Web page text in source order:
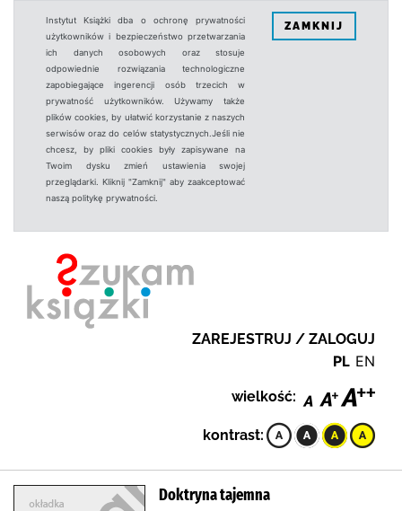
Instytut Książki dba o ochronę prywatności
użytkowników i bezpieczeństwo przetwarzania
ich danych osobowych oraz stosuje
odpowiednie rozwiązania technologiczne
zapobiegające ingerencji osób trzecich w
prywatność użytkowników. Używamy także
plików cookies, by ułatwić korzystanie z naszych
serwisów oraz do celów statystycznych.Jeśli nie
chcesz, by pliki cookies były zapisywane na
Twoim dysku zmień ustawienia swojej
przeglądarki. Kliknij "Zamknij" aby zaakceptować
naszą politykę prywatności.
ZAMKNIJ
ZAREJESTRUJ / ZALOGUJ
PL EN
wielkość:
kontrast:
Doktryna tajemna